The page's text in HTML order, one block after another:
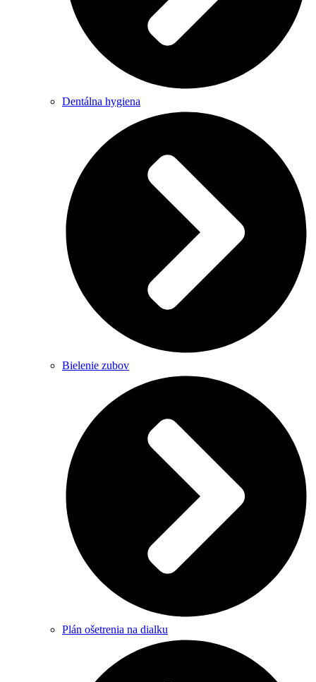
Dentálna hygiena
Bielenie zubov
Plán ošetrenia na dialku